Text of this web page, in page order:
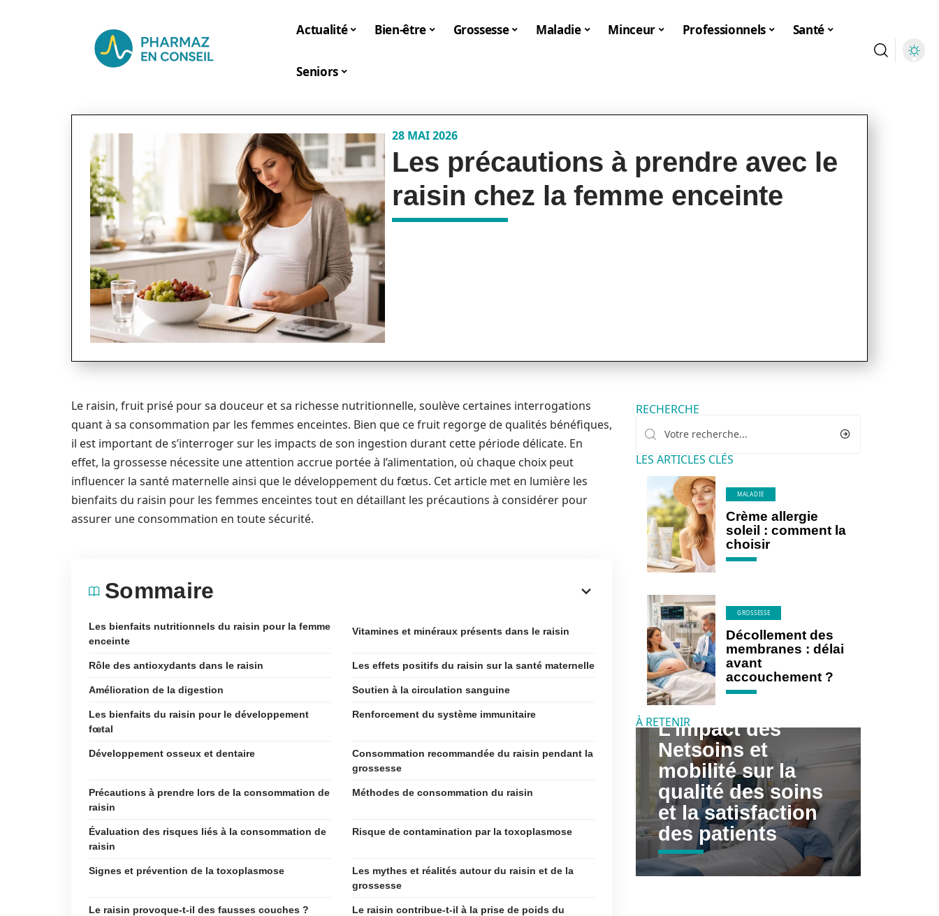
Actualité Bien-être Grossesse Maladie Minceur Professionnels Santé
Seniors
28 MAI 2026
Les précautions à prendre avec le
raisin chez la femme enceinte
Le raisin, fruit prisé pour sa douceur et sa richesse nutritionnelle, soulève certaines interrogations
quant à sa consommation par les femmes enceintes. Bien que ce fruit regorge de qualités bénéfiques,
il est important de s’interroger sur les impacts de son ingestion durant cette période délicate. En
effet, la grossesse nécessite une attention accrue portée à l’alimentation, où chaque choix peut
influencer la santé maternelle ainsi que le développement du fœtus. Cet article met en lumière les
bienfaits du raisin pour les femmes enceintes tout en détaillant les précautions à considérer pour
assurer une consommation en toute sécurité.
Sommaire
Les bienfaits nutritionnels du raisin pour la femme
enceinte
Vitamines et minéraux présents dans le raisin
Rôle des antioxydants dans le raisin Les effets positifs du raisin sur la santé maternelle
Amélioration de la digestion Soutien à la circulation sanguine
Les bienfaits du raisin pour le développement
fœtal
Renforcement du système immunitaire
Développement osseux et dentaire
Consommation recommandée du raisin pendant la
grossesse
Précautions à prendre lors de la consommation de
raisin
Méthodes de consommation du raisin
Évaluation des risques liés à la consommation de
raisin
Risque de contamination par la toxoplasmose
Signes et prévention de la toxoplasmose
Les mythes et réalités autour du raisin et de la
grossesse
Le raisin provoque-t-il des fausses couches ?
Le raisin contribue-t-il à la prise de poids du
RECHERCHE
LES ARTICLES CLÉS
MALADIE
Crème allergie
soleil : comment la
choisir
GROSSESSE
Décollement des
membranes : délai
avant
accouchement ?
À RETENIR
L’impact des
Netsoins et
mobilité sur la
qualité des soins
et la satisfaction
des patients